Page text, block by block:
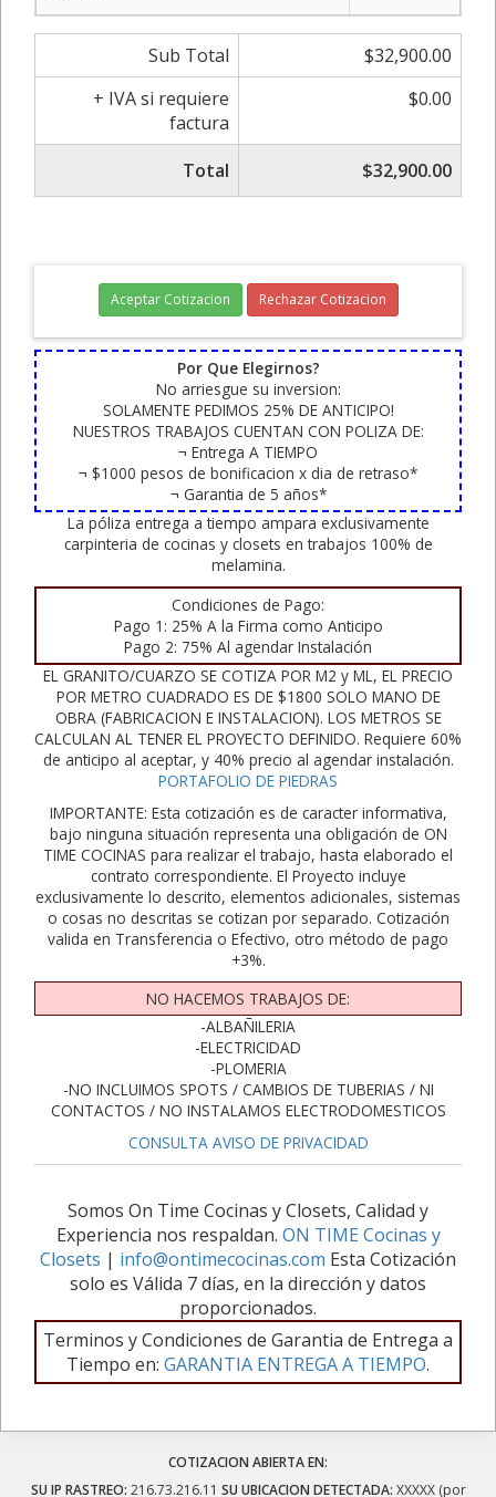
Sub Total
$32,900.00
+ IVA si requiere
factura
$0.00
Total $32,900.00
Aceptar Cotizacion Rechazar Cotizacion
Por Que Elegirnos?
No arriesgue su inversion:
SOLAMENTE PEDIMOS 25% DE ANTICIPO!
NUESTROS TRABAJOS CUENTAN CON POLIZA DE:
¬ Entrega A TIEMPO
¬ $1000 pesos de bonificacion x dia de retraso*
¬ Garantia de 5 años*
La póliza entrega a tiempo ampara exclusivamente
carpinteria de cocinas y closets en trabajos 100% de
melamina.
Condiciones de Pago:
Pago 1: 25% A la Firma como Anticipo
Pago 2: 75% Al agendar Instalación
EL GRANITO/CUARZO SE COTIZA POR M2 y ML, EL PRECIO
POR METRO CUADRADO ES DE $1800 SOLO MANO DE
OBRA (FABRICACION E INSTALACION). LOS METROS SE
CALCULAN AL TENER EL PROYECTO DEFINIDO. Requiere 60%
de anticipo al aceptar, y 40% precio al agendar instalación.
PORTAFOLIO DE PIEDRAS
IMPORTANTE: Esta cotización es de caracter informativa,
bajo ninguna situación representa una obligación de ON
TIME COCINAS para realizar el trabajo, hasta elaborado el
contrato correspondiente. El Proyecto incluye
exclusivamente lo descrito, elementos adicionales, sistemas
o cosas no descritas se cotizan por separado. Cotización
valida en Transferencia o Efectivo, otro método de pago
+3%.
NO HACEMOS TRABAJOS DE:
-ALBAÑILERIA
-ELECTRICIDAD
-PLOMERIA
-NO INCLUIMOS SPOTS / CAMBIOS DE TUBERIAS / NI
CONTACTOS / NO INSTALAMOS ELECTRODOMESTICOS
CONSULTA AVISO DE PRIVACIDAD
Somos On Time Cocinas y Closets, Calidad y
Experiencia nos respaldan. ON TIME Cocinas y
Closets | info@ontimecocinas.com Esta Cotización
solo es Válida 7 días, en la dirección y datos
proporcionados.
Terminos y Condiciones de Garantia de Entrega a
Tiempo en: GARANTIA ENTREGA A TIEMPO.
COTIZACION ABIERTA EN:
SU IP RASTREO: 216.73.216.11 SU UBICACION DETECTADA: XXXXX (por